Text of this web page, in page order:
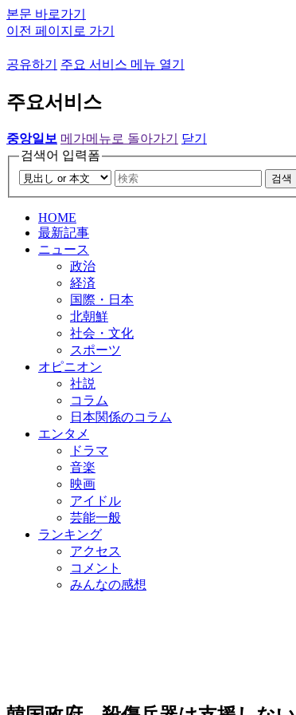
본문 바로가기
이전 페이지로 가기
공유하기 주요 서비스 메뉴 열기
주요서비스
중앙일보 메가메뉴로 돌아가기
닫기
검색어 입력폼
검색
HOME
最新記事
ニュース
政治
経済
国際・日本
北朝鮮
社会・文化
スポーツ
オピニオン
社説
コラム
日本関係のコラム
エンタメ
ドラマ
音楽
映画
アイドル
芸能一般
ランキング
アクセス
コメント
みんなの感想